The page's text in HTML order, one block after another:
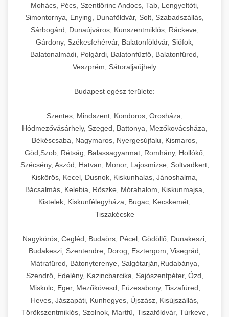
kereskedelmi tésztakeverő
állítható vastagság beállítással.
chef-iparikonyhagepek.hu
professzionális élelmiszer szeletelő
Kereskedelmi vákuumcsomagoló berendezések
élelmiszerek tartósításához. Hosszabbítsa a
szavatossági időt és tartsa meg a termék
frissességét.
🎁 23. Vákuumfóliázó Gép +
Ipari vákuumfóliázó gépek professzionális
Hatékony lezárási és tartósítási megoldások.
chef-iparikonyhagepek.hu
kereskedelmi csomagoló gép
professzionális konyhák számára. Nagy
kapacitású sütő- és főzőberendezés precíz
hőmérséklet-szabályozással.
chef-iparikonyhagepek.hu
kereskedelmi sütősütő
❄️ 25. Ipari Hűtőszekrény +
Professzionális hűtőegységek és hűtőkamrák
kereskedelmi konyhák számára.
Energiahatékony hűtési megoldások nagy
kapacitással.
chef-iparikonyhagepek.hu
💧 26. Ipari Mosogatógép +
Kereskedelmi mosogatóberendezések nagy
forgalmú éttermi műveletekhez. Gyors tisztítási
ciklusok fertőtlenítési képességekkel.
chef-iparikonyhagepek.hu
🧀 27. Ipari Sajtreszelő Gép +
élelmiszer-előkészítéshez. Különböző reszelési
méretek különböző alkalmazásokhoz.
chef-iparikonyhagepek.hu
kereskedelmi sajtreszelő
🍳 28. Nagykonyhai
Berendezések
+
Teljes körű nagykonyhai berendezések és
professzionális vendéglátóipari kellékek.
Minden, ami szükséges éttermi és catering
Mohács, Pécs, Szentlőrinc Andocs, Tab, Lengyeltóti,
Simontornya, Enying, Dunaföldvár, Solt, Szabadszállás,
Sárbogárd, Dunaújváros, Kunszentmiklós, Ráckeve,
Gárdony, Székesfehérvár, Balatonföldvár, Siófok,
Balatonalmádi, Polgárdi, Balatonfűzfő, Balatonfüred,
Veszprém, Sátoraljaújhely
Budapest egész területe:
Szentes, Mindszent, Kondoros, Orosháza,
Hódmezővásárhely, Szeged, Battonya, Mezőkovácsháza,
Békéscsaba, Nagymaros, Nyergesújfalu, Kismaros,
Göd,Szob, Rétság, Balassagyarmat, Romhány, Hollókő,
Szécsény, Aszód, Hatvan, Monor, Lajosmizse, Soltvadkert,
Kiskőrös, Kecel, Dusnok, Kiskunhalas, Jánoshalma,
Bácsalmás, Kelebia, Röszke, Mórahalom, Kiskunmajsa,
Kistelek, Kiskunfélegyháza, Bugac, Kecskemét,
Tiszakécske
Nagykörös, Cegléd, Budaörs, Pécel, Gödöllő, Dunakeszi,
Budakeszi, Szentendre, Dorog, Esztergom, Visegrád,
Mátrafüred, Bátonyterenye, Salgótarján,Rudabánya,
Szendrő, Edelény, Kazincbarcika, Sajószentpéter, Ózd,
Miskolc, Eger, Mezőkövesd, Füzesabony, Tiszafüred,
Heves, Jászapáti, Kunhegyes, Újszász, Kisújszállás,
Törökszentmiklós, Szolnok, Martfű, Tiszaföldvár, Túrkeve,